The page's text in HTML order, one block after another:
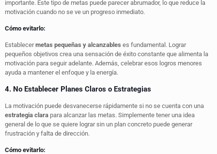
importante. Este tipo de metas puede parecer abrumador, lo que reduce la
motivación cuando no se ve un progreso inmediato.
Cómo evitarlo:
Establecermetas pequeñas y alcanzables es fundamental. Lograr
pequeños objetivos crea una sensación de éxito constante que alimenta la
motivación para seguir adelante. Además, celebrar esos logros menores
ayuda a mantener el enfoque y la energía.
4. No Establecer Planes Claros o Estrategias
La motivación puede desvanecerse rápidamente si no se cuenta con una
estrategia clara para alcanzar las metas. Simplemente tener una idea
general de lo que se quiere lograr sin un plan concreto puede generar
frustración y falta de dirección.
Cómo evitarlo: